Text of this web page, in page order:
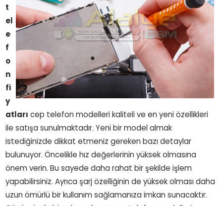
t
el
e
f
o
n
fi
y
atları cep telefon modelleri kaliteli ve en yeni özellikleri
ile satışa sunulmaktadır. Yeni bir model almak
istediğinizde dikkat etmeniz gereken bazı detaylar
bulunuyor. Öncelikle hız değerlerinin yüksek olmasına
önem verin. Bu sayede daha rahat bir şekilde işlem
yapabilirsiniz. Ayrıca şarj özelliğinin de yüksek olması daha
uzun ömürlü bir kullanım sağlamanıza imkan sunacaktır.